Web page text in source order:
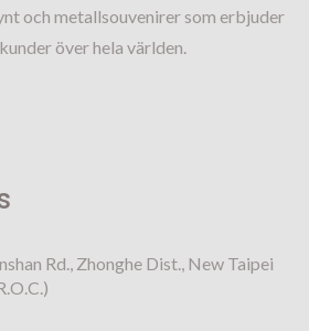
och metallsouvenirer som erbjuder
över hela världen.
Rd., Zhonghe Dist., New Taipei